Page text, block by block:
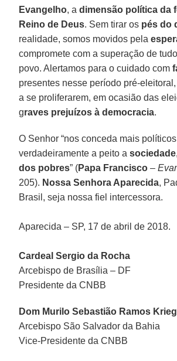
Evangelho, adimensão política da
Reino de Deus. Sem tirar os pés do
realidade, somos movidos pela
compromete com a superação de
povo. Alertamos para o cuidado com
presentes nesse período pré-
a se proliferarem, em ocasião das
graves prejuízos à democracia.
O Senhor “nos conceda mais
verdadeiramente a peito asociedade
dos pobres” (Papa Francisco –
205). Nossa Senhora Aparecida,
Brasil, seja nossa fiel intercessora.
Aparecida – SP, 17 de abril de 2018.
Cardeal Sergio da Rocha
Arcebispo de Brasília – DF
Presidente da CNBB
Dom Murilo Sebastião Ramos
Arcebispo São Salvador da Bahia
Vice-Presidente da CNBB